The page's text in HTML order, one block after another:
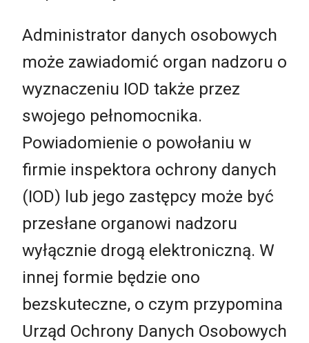
Administrator danych osobowych
może zawiadomić organ nadzoru o
wyznaczeniu IOD także przez
swojego pełnomocnika.
Powiadomienie o powołaniu w
firmie inspektora ochrony danych
(IOD) lub jego zastępcy może być
przesłane organowi nadzoru
wyłącznie drogą elektroniczną. W
innej formie będzie ono
bezskuteczne, o czym przypomina
Urząd Ochrony Danych Osobowych